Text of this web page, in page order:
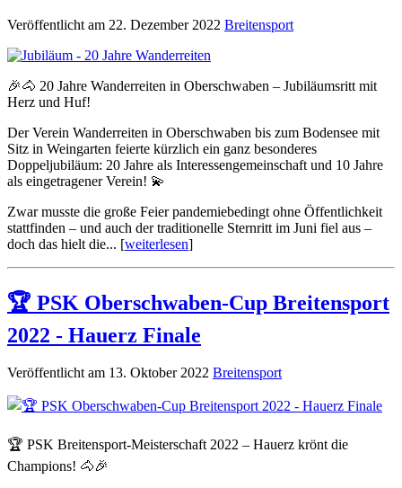
Veröffentlicht am 22. Dezember 2022 Breitensport
🎉🐴 20 Jahre Wanderreiten in Oberschwaben – Jubiläumsritt mit
Herz und Huf!
Der Verein Wanderreiten in Oberschwaben bis zum Bodensee mit
Sitz in Weingarten feierte kürzlich ein ganz besonderes
Doppeljubiläum: 20 Jahre als Interessengemeinschaft und 10 Jahre
als eingetragener Verein! 💫
Zwar musste die große Feier pandemiebedingt ohne Öffentlichkeit
stattfinden – und auch der traditionelle Sternritt im Juni fiel aus –
doch das hielt die... [weiterlesen]
🏆 PSK Oberschwaben-Cup Breitensport
2022 - Hauerz Finale
Veröffentlicht am 13. Oktober 2022 Breitensport
🏆 PSK Breitensport-Meisterschaft 2022 – Hauerz krönt die
Champions! 🐴🎉